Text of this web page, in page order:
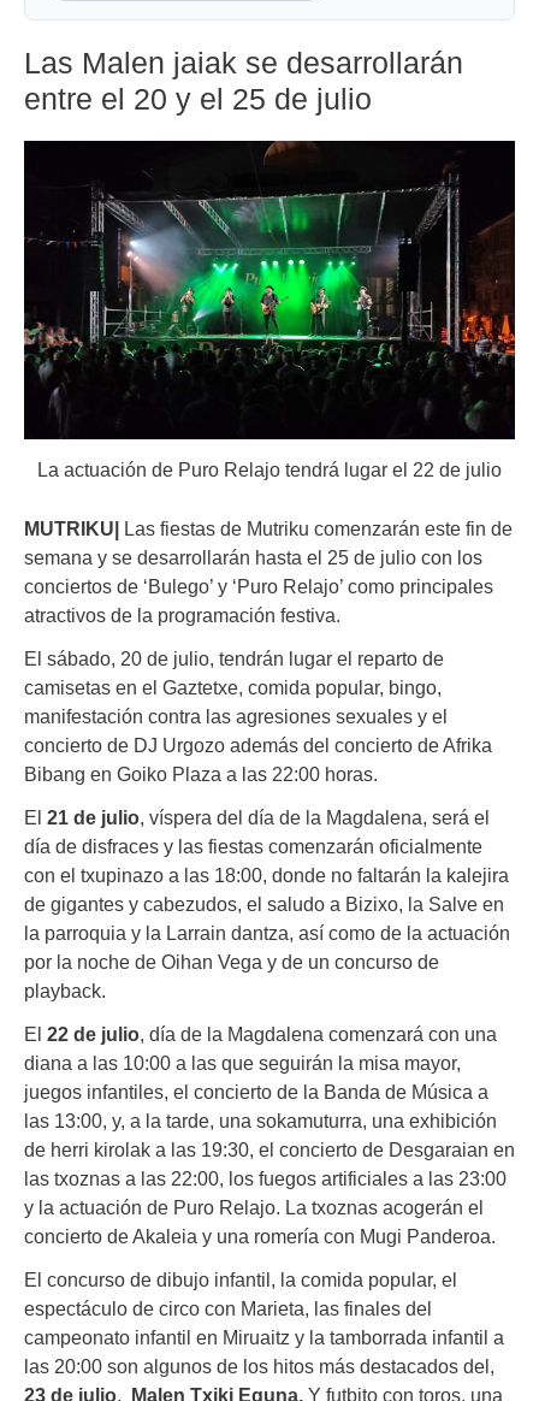
Las Malen jaiak se desarrollarán
entre el 20 y el 25 de julio
La actuación de Puro Relajo tendrá lugar el 22 de julio
MUTRIKU| Las fiestas de Mutriku comenzarán este fin de
semana y se desarrollarán hasta el 25 de julio con los
conciertos de ‘Bulego’ y ‘Puro Relajo’ como principales
atractivos de la programación festiva.
El sábado, 20 de julio, tendrán lugar el reparto de
camisetas en el Gaztetxe, comida popular, bingo,
manifestación contra las agresiones sexuales y el
concierto de DJ Urgozo además del concierto deAfrika
Bibang en Goiko Plaza a las 22:00 horas.
El 21 de julio, víspera del día de la Magdalena, será el
día de disfraces y las fiestas comenzarán oficialmente
con el txupinazo a las 18:00, donde no faltarán la kalejira
de gigantes y cabezudos, el saludo a Bizixo, la Salve en
la parroquia y la Larrain dantza, así como de la actuación
por la noche de Oihan Vega y de un concurso de
playback.
El 22 de julio, día de la Magdalena comenzará con una
diana a las 10:00 a las que seguirán la misa mayor,
juegos infantiles, el concierto de la Banda de Música a
las 13:00, y, a la tarde, una sokamuturra, una exhibición
de herri kirolak a las 19:30, el concierto de Desgaraian en
las txoznas a las 22:00, los fuegos artificiales a las 23:00
y la actuación de Puro Relajo. La txoznas acogerán el
concierto de Akaleia y una romería con Mugi Panderoa.
El concurso de dibujo infantil, la comida popular, el
espectáculo de circo con Marieta, las finales del
campeonato infantil en Miruaitz y la tamborrada infantil a
las 20:00 son algunos de los hitos más destacados del,
23 de julio, Malen Txiki Eguna. Y futbito con toros, una